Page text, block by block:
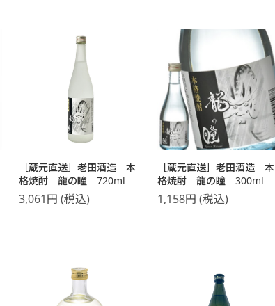
［蔵元直送］老田酒造 本
格焼酎 龍の瞳 720ml
3,061円(税込)
［蔵元直送］老田酒造 本
格焼酎 龍の瞳 300ml
1,158円(税込)